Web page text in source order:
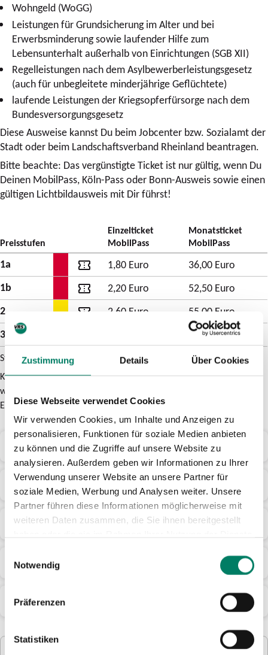
Zustimmung Details Über Cookies
Diese Webseite verwendet Cookies
Wir verwenden Cookies, um Inhalte und Anzeigen zu
personalisieren, Funktionen für soziale Medien anbieten
zu können und die Zugriffe auf unsere Website zu
analysieren. Außerdem geben wir Informationen zu Ihrer
Verwendung unserer Website an unsere Partner für
soziale Medien, Werbung und Analysen weiter. Unsere
Partner führen diese Informationen möglicherweise mit
weiteren Daten zusammen, die Sie ihnen bereitgestellt
Notwendig
Präferenzen
Statistiken
Wohngeld (WoGG)
Leistungen für Grundsicherung im Alter und bei
Erwerbsminderung sowie laufender Hilfe zum
Lebensunterhalt außerhalb von Einrichtungen (SGB XII)
Regelleistungen nach dem Asylbewerberleistungsgesetz
(auch für unbegleitete minderjährige Geflüchtete)
laufende Leistungen der Kriegsopferfürsorge nach dem
Bundesversorgungsgesetz
Diese Ausweise kannst Du beim Jobcenter bzw. Sozialamt der
Stadt oder beim Landschaftsverband Rheinland beantragen.
Bitte beachte: Das vergünstigte Ticket ist nur gültig, wenn Du
Deinen MobilPass, Köln-Pass oder Bonn-Ausweis sowie einen
gültigen Lichtbildausweis mit Dir führst!
Preisstufen
Einzelticket
MobilPass
Monatsticket
MobilPass
1a 1,80 Euro
36,00 Euro
1b
2,20 Euro
52,50 Euro
2
2,60 Euro
55,00 Euro
3
95,40 Euro
Diese
Tabelle
zeigt
die
Ticketpreise
Einzelticket-
und
Monatsticket-
MobilPass
den
Preisstufen
(nur
des
Stand 01.06.2026
KölnPass- bzw. Bonn-Ausweis-Inhaber erhalten aufgrund einer
weiteren Kostenübernahme durch die Städte Köln und Bonn höhere
Ermäßigungen.
Geltungsdauer und Geltungsbereich
Mitnahmemöglichkeiten
Übertragbarkeit
Nutzbare Verkehrsmittel
Downloads